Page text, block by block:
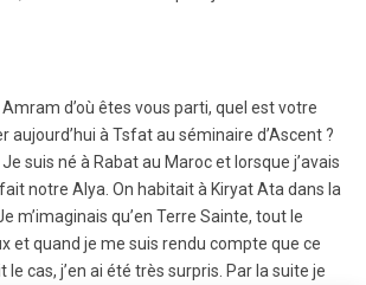
Amram d’où êtes vous parti, quel est votre
aujourd’hui à Tsfat au séminaire d’Ascent ?
suis né à Rabat au Maroc et lorsque j’avais
notre Alya. On habitait à Kiryat Ata dans la
m’imaginais qu’en Terre Sainte, tout le
et quand je me suis rendu compte que ce
le cas, j’en ai été très surpris. Par la suite je